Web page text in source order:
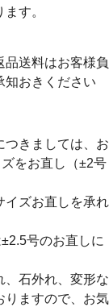
す。
送料はお客様負
知おきください
つきましては、お
をお直し（±2号
イズお直しを承れ
号のお直しに
、石外れ、変形な
りますので、お気